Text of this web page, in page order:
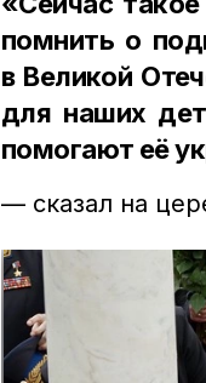
помнить о
в Великой
для наших
помогают её
— сказал на